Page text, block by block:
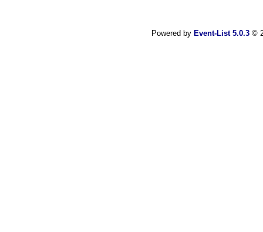
Powered by Event-List 5.0.3©